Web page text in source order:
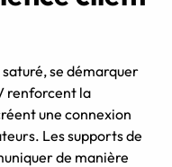
se démarquer
renforcent la
une connexion
Les supports de
de manière